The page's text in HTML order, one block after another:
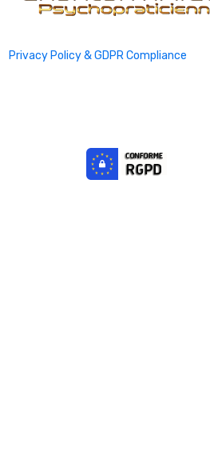
Privacy Policy & GDPR Compliance